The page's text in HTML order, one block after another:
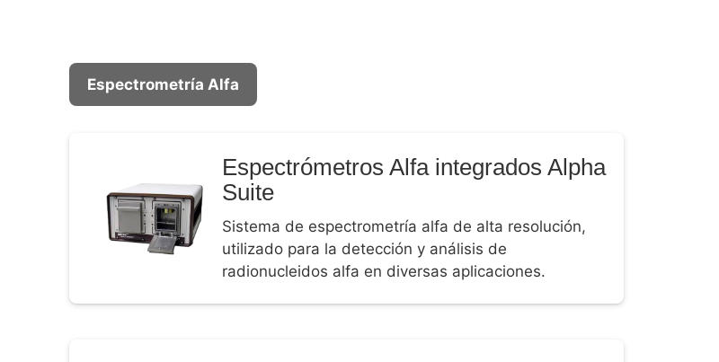
Espectrometría Alfa
Espectrómetros Alfa integrados Alpha
Suite
Sistema de espectrometría alfa de alta resolución,
utilizado para la detección y análisis de
radionucleidos alfa en diversas aplicaciones.